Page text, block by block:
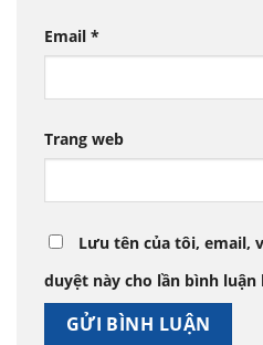
Email *
Trang web
Lưu tên của tôi, email,
duyệt này cho lần bình